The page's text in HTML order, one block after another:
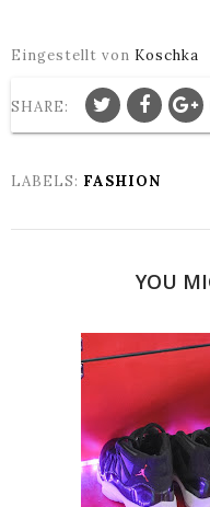
Eingestellt von Koschka
SHARE:
LABELS: FASHION
YOU